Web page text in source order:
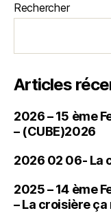
Rechercher
Articles
2026 – 15 ème
– (CUBE)2026
2026 02 06- La
2025 – 14 ème
– La croisière ça